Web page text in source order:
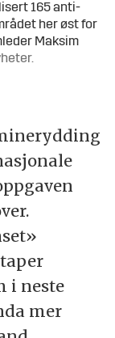
165 anti-
her øst for
Maksim
i neste
mer